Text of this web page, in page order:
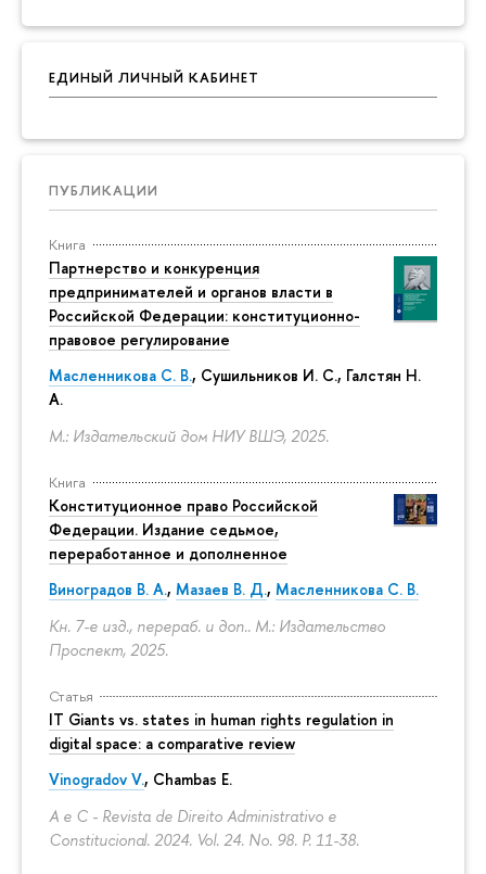
ЕДИНЫЙ ЛИЧНЫЙ КАБИНЕТ
ПУБЛИКАЦИИ
Книга
Партнерство и конкуренция
предпринимателей и органов власти в
Российской Федерации: конституционно-
правовое регулирование
Масленникова С. В., Сушильников И. С., Галстян Н.
А.
М.: Издательский дом НИУ ВШЭ, 2025.
Книга
Конституционное право Российской
Федерации. Издание седьмое,
переработанное и дополненное
Виноградов В. А., Мазаев В. Д., Масленникова С. В.
Кн. 7-е изд., перераб. и доп.. М.: Издательство
Проспект, 2025.
Статья
IT Giants vs. states in human rights regulation in
digital space: a comparative review
Vinogradov V., Chambas E.
A e C - Revista de Direito Administrativo e
Constitucional. 2024. Vol. 24. No. 98. P. 11-38.